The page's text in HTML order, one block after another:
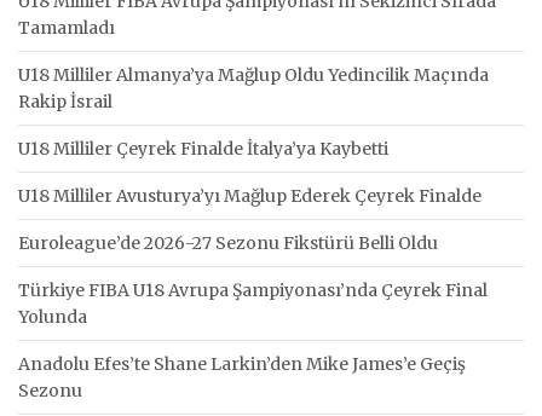
Tamamladı
U18 Milliler Almanya’ya Mağlup Oldu Yedincilik Maçında
Rakip İsrail
U18 Milliler Çeyrek Finalde İtalya’ya Kaybetti
U18 Milliler Avusturya’yı Mağlup Ederek Çeyrek Finalde
Euroleague’de 2026-27 Sezonu Fikstürü Belli Oldu
Türkiye FIBA U18 Avrupa Şampiyonası’nda Çeyrek Final
Yolunda
Anadolu Efes’te Shane Larkin’den Mike James’e Geçiş
Sezonu